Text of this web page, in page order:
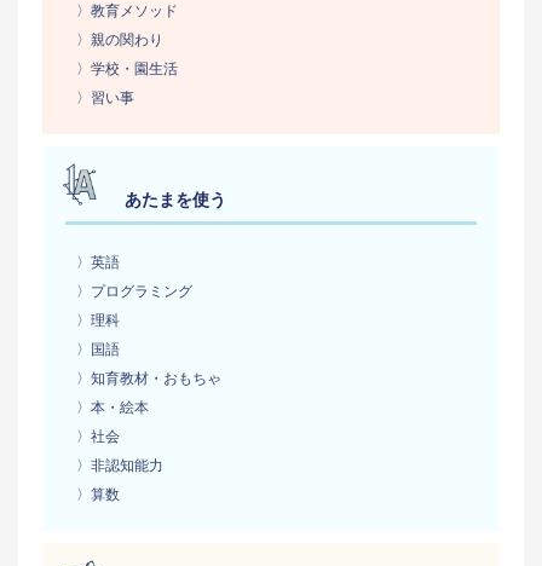
〉教育メソッド
〉親の関わり
〉学校・園生活
〉習い事
あたまを使う
〉英語
〉プログラミング
〉理科
〉国語
〉知育教材・おもちゃ
〉本・絵本
〉社会
〉非認知能力
〉算数